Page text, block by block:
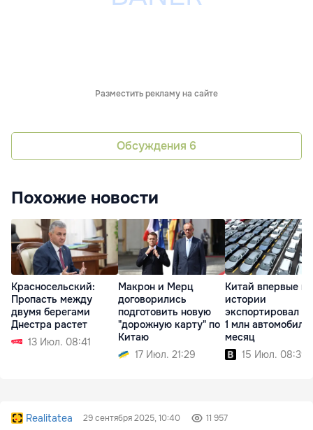
Разместить рекламу на сайте
Обсуждения 6
Похожие новости
Красносельский:
Пропасть между
двумя берегами
Днестра растет
13 Июл. 08:41
Макрон и Мерц
договорились
подготовить новую
"дорожную карту" по
Китаю
17 Июл. 21:29
Китай впервые в
истории
экспортировал
1 млн
месяц
15 Июл. 08:39
Realitatea 29 сентября 2025, 10:40 11 957